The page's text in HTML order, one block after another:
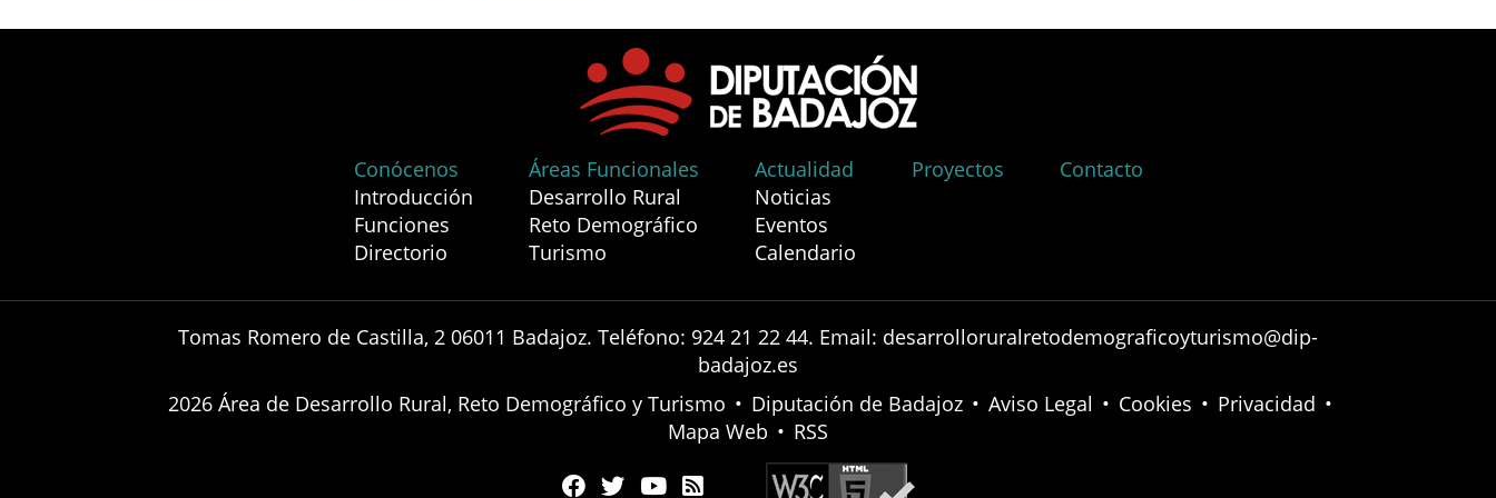
Conócenos
Introducción
Funciones
Directorio
Áreas Funcionales
Desarrollo Rural
Reto Demográfico
Turismo
Actualidad
Noticias
Eventos
Calendario
Proyectos Contacto
Tomas Romero de Castilla, 2 06011 Badajoz. Teléfono: 924 21 22 44. Email: desarrolloruralretodemograficoyturismo@dip-
badajoz.es
2026 Área de Desarrollo Rural, Reto Demográfico y Turismo • Diputación de Badajoz • Aviso Legal • Cookies • Privacidad •
Mapa Web • RSS